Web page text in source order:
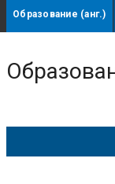
Образование (анг.)